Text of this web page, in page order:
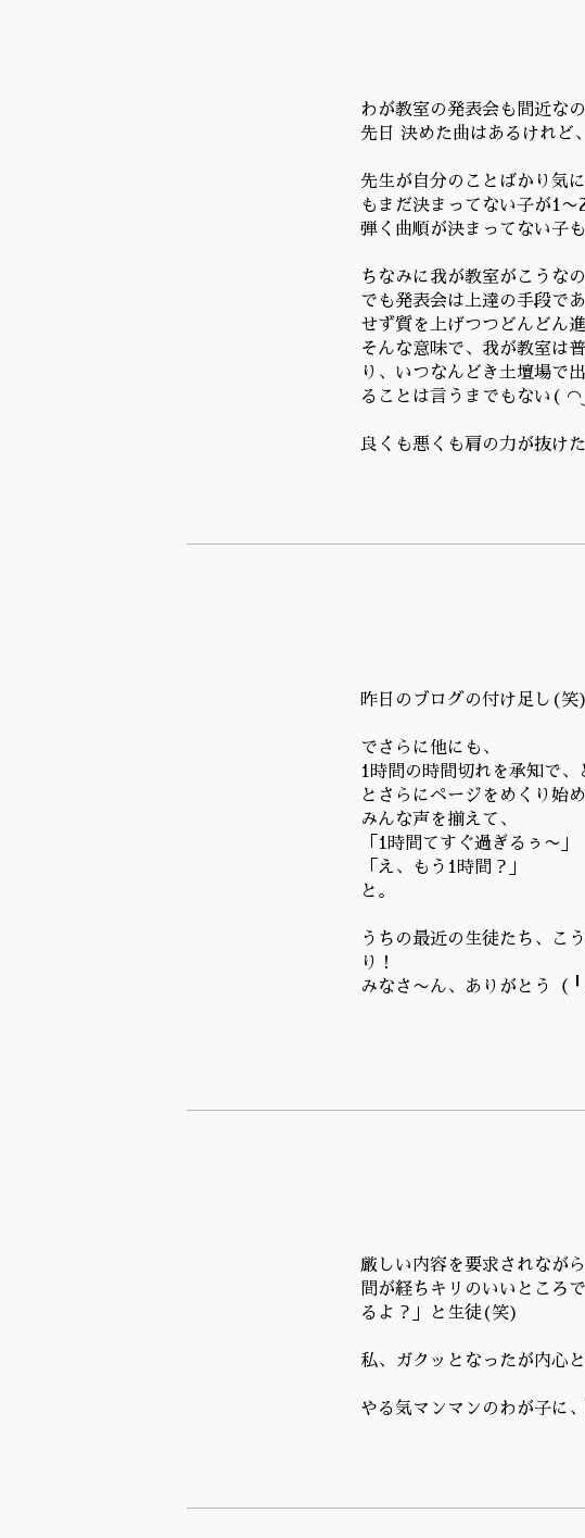
わが教室の発表会も間近な
先日 決めた曲はあるけれど
先生が自分のことばかり気
もまだ決まってない子が1
弾く曲順が決まってない子
ちなみに我が教室がこうな
でも発表会は上達の手段で
せず質を上げつつどんどん
そんな意味で、我が教室は
り、いつなんどき土壇場で
ることは言うまでもない(
良くも悪くも肩の力が抜け
昨日のブログの付け足し(笑)
でさらに他にも、
1時間の時間切れを承知で
とさらにページをめくり始
みんな声を揃えて、
「1時間てすぐ過ぎるぅ〜」
「え、もう1時間？」
と。
うちの最近の生徒たち、こ
り！
みなさ〜ん、ありがとう
厳しい内容を要求されなが
間が経ちキリのいいところ
るよ？」と生徒(笑)
私、ガクッとなったが内心
やる気マンマンのわが子に